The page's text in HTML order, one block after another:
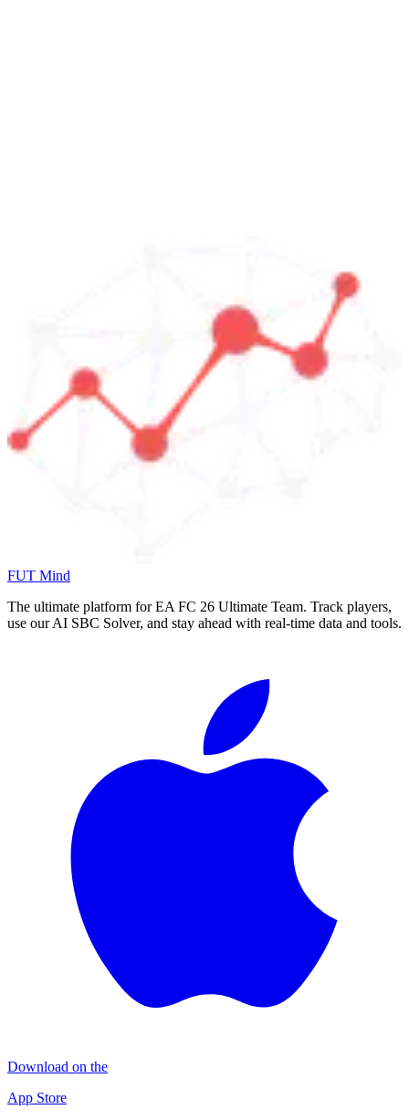
FUT Mind
The ultimate platform for EA FC 26 Ultimate Team. Track players,
use our AI SBC Solver, and stay ahead with real-time data and tools.
Download on the
App Store